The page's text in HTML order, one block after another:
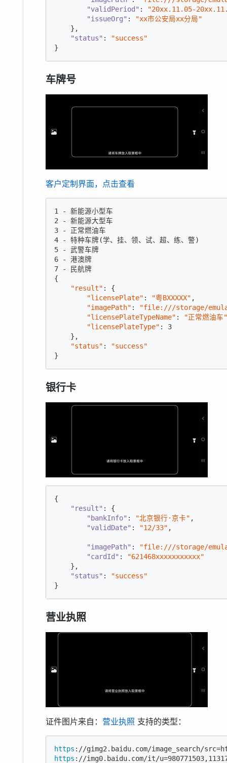
"validPeriod" :
"20xx.11.05-
"issueOrg" :
"xx市公安局xx分局"
    },
"status" :
"success"
}
车牌号
客户定制界面，点击查看
1 - 新能源小型车
2 - 新能源大型车
3 - 正常燃油车
4 - 特种车牌(学、挂、领、试、超、练、警)
5 - 武警车牌
6 - 港澳牌
7 - 民航牌
{
"result" : {
"licensePlate" : "粤BXXXXX" ,
"imagePath" :
"file:///storage/
"licensePlateTypeName" :
"正常燃油车"
"licensePlateType" : 3
    },
"status" :
"success"
}
银行卡
{
"result" : {
"bankInfo" : "北京银行·京卡" ,
"validDate" : "12/33" ,
"imagePath" :
"file:///storage/
"cardId" :
"621468xxxxxxxxxxx"
    },
"status" :
"success"
}
营业执照
证件图片来自： 营业执照 支持的类型：
https ://gimg2.baidu.com/image_search/
https